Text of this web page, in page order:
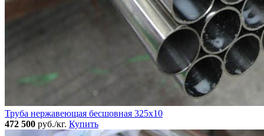
Труба нержавеющая бесшовная 325x10
472 500 руб./кг. Купить